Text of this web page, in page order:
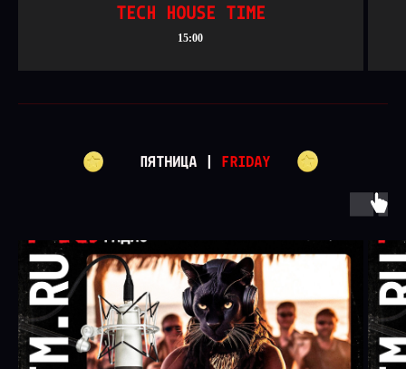
TECH HOUSE TIME
15:00
ПЯТНИЦА | FRIDAY